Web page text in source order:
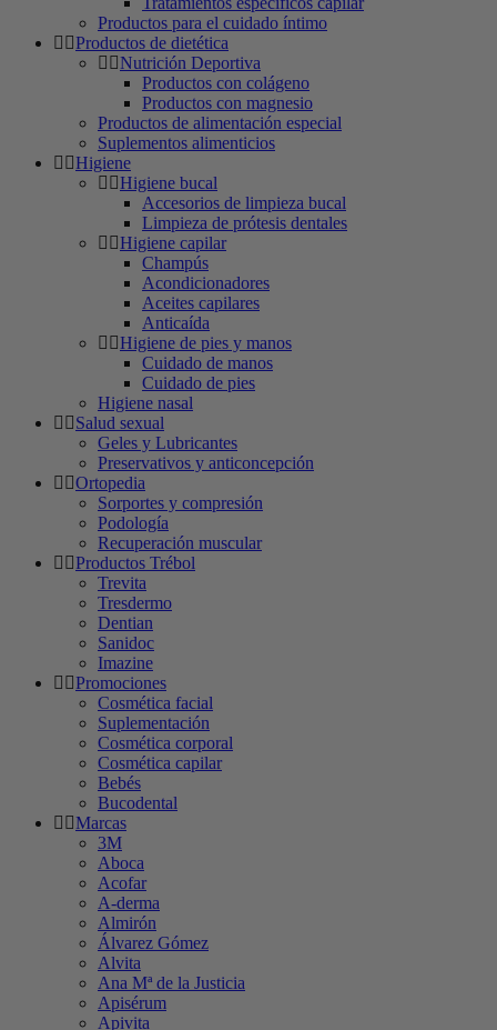
Productos para el cuidado íntimo
Productos de dietética
Nutrición Deportiva
Productos con colágeno
Productos con magnesio
Productos de alimentación especial
Suplementos alimenticios
Higiene
Higiene bucal
Accesorios de limpieza bucal
Limpieza de prótesis dentales
Higiene capilar
Champús
Acondicionadores
Aceites capilares
Anticaída
Higiene de pies y manos
Cuidado de manos
Cuidado de pies
Higiene nasal
Salud sexual
Geles y Lubricantes
Preservativos y anticoncepción
Ortopedia
Sorportes y compresión
Podología
Recuperación muscular
Productos Trébol
Trevita
Tresdermo
Dentian
Sanidoc
Imazine
Promociones
Cosmética facial
Suplementación
Cosmética corporal
Cosmética capilar
Bebés
Bucodental
Marcas
3M
Aboca
Acofar
A-derma
Almirón
Álvarez Gómez
Alvita
Ana Mª de la Justicia
Apisérum
Apivita